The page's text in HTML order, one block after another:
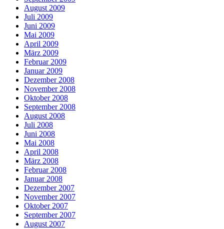
August 2009
Juli 2009
Juni 2009
Mai 2009
April 2009
März 2009
Februar 2009
Januar 2009
Dezember 2008
November 2008
Oktober 2008
September 2008
August 2008
Juli 2008
Juni 2008
Mai 2008
April 2008
März 2008
Februar 2008
Januar 2008
Dezember 2007
November 2007
Oktober 2007
September 2007
August 2007